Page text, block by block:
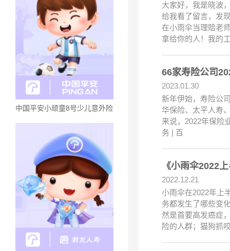
中国平安小顽童8号少儿意外险
大家好，我是晓波
给我看了留言，发
在小雨伞当理赔老
拿给你的人！我的
66家寿险公司
2023.01.30
新年伊始，寿险公
华保险、太平人寿
来说，2022年保险
务 | 百
《小雨伞2022
2022.12.21
小雨伞在2022年上
务都发生了哪些变
然是首要高发癌症
险的人群；猫狗抓